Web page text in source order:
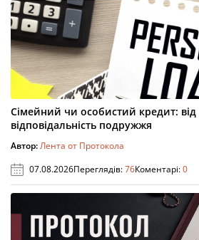
Сімейний чи особистий кредит:
відповідальність подружжя
Автор:Лента от Протокола
07.08.2026Переглядів:76Коментарі:0